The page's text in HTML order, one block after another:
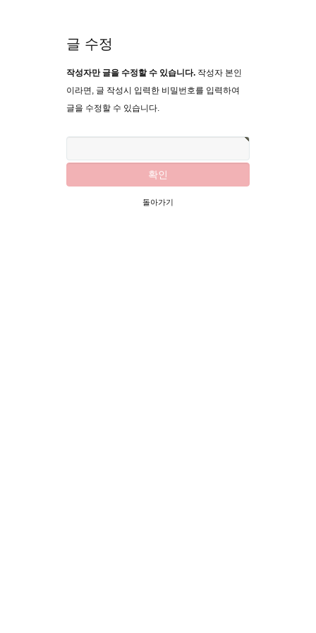
글 수정
작성자만 글을 수정할 수 있습니다. 작성자 본인
이라면, 글 작성시 입력한 비밀번호를 입력하여
글을 수정할 수 있습니다.
돌아가기